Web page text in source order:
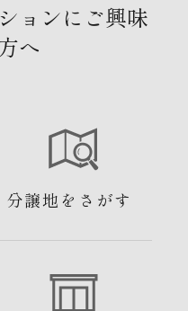
ョンにご興味
へ
分譲地をさがす